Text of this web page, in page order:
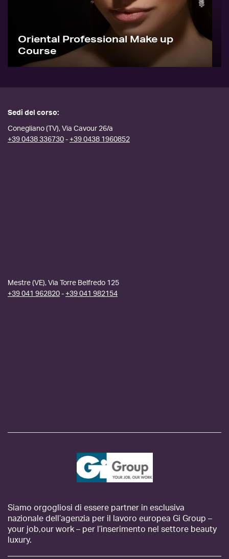
Oriental Professional Make up
Course
Sedi del corso:
Conegliano (TV), Via Cavour 26/a
+39 0438 336730 - +39 0438 1960852
Mestre (VE), Via Torre Belfredo 125
+39 041 962820 - +39 041 982154
Siamo orgogliosi di essere partner in esclusiva
nazionale dell’agenzia per il lavoro europea Gi Group –
your job,our work – per l’inserimento nel settore beauty
luxury.